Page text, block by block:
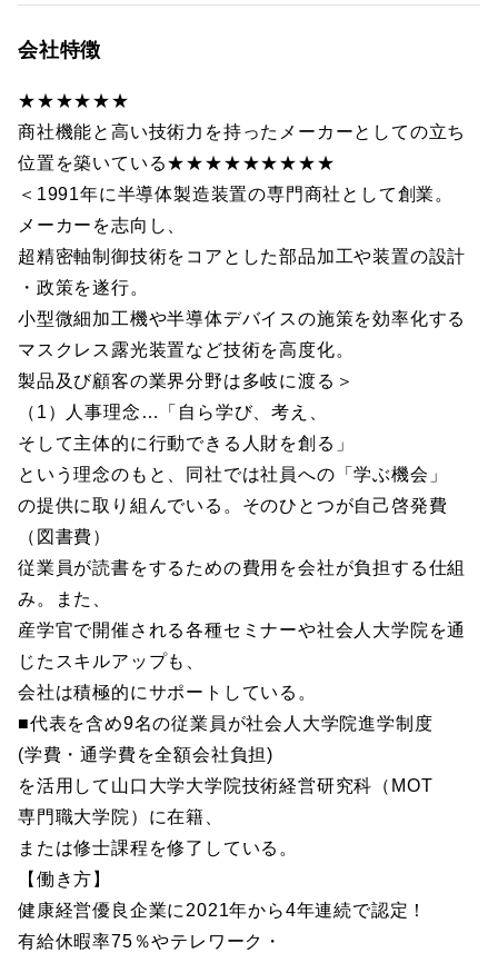
会社特徴
★★★★★★
商社機能と高い技術力を持ったメーカーとしての立ち
位置を築いている★★★★★★★★★
＜1991年に半導体製造装置の専門商社として創業。
メーカーを志向し、
超精密軸制御技術をコアとした部品加工や装置の設計
・政策を遂行。
小型微細加工機や半導体デバイスの施策を効率化する
マスクレス露光装置など技術を高度化。
製品及び顧客の業界分野は多岐に渡る＞
（1）人事理念…「自ら学び、考え、
そして主体的に行動できる人財を創る」
という理念のもと、同社では社員への「学ぶ機会」
の提供に取り組んでいる。そのひとつが自己啓発費
（図書費）
従業員が読書をするための費用を会社が負担する仕組
み。また、
産学官で開催される各種セミナーや社会人大学院を通
じたスキルアップも、
会社は積極的にサポートしている。
■代表を含め9名の従業員が社会人大学院進学制度
(学費・通学費を全額会社負担)
を活用して山口大学大学院技術経営研究科（MOT
専門職大学院）に在籍、
または修士課程を修了している。
【働き方】
健康経営優良企業に2021年から4年連続で認定！
有給休暇率75％やテレワーク・